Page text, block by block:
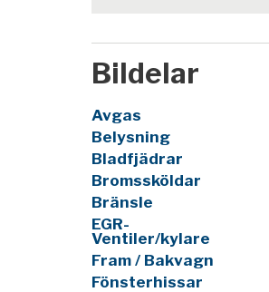
Bildelar
Avgas
Belysning
Bladfjädrar
Bromssköldar
Bränsle
EGR-
Ventiler/kylare
Fram / Bakvagn
Fönsterhissar